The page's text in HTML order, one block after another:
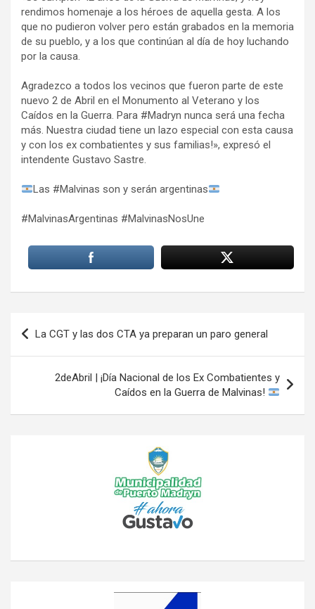
rendimos homenaje a los héroes de aquella gesta. A los
que no pudieron volver pero están grabados en la memoria
de su pueblo, y a los que continúan al día de hoy luchando
por la causa.
Agradezco a todos los vecinos que fueron parte de este
nuevo 2 de Abril en el Monumento al Veterano y los
Caídos en la Guerra. Para #Madryn nunca será una fecha
más. Nuestra ciudad tiene un lazo especial con esta causa
y con los ex combatientes y sus familias!», expresó el
intendente Gustavo Sastre.
Las #Malvinas son y serán argentinas
#MalvinasArgentinas #MalvinasNosUne
Navegación
de
entradas
La CGT y las dos CTA ya preparan un paro general
2deAbril | ¡Día Nacional de los Ex Combatientes y
Caídos en la Guerra de Malvinas!